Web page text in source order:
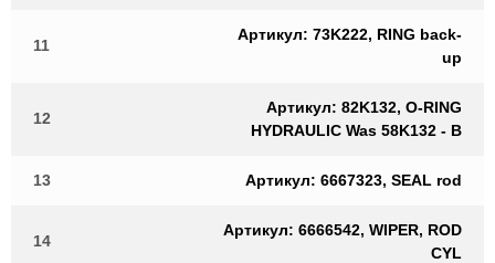
11
Артикул: 73K222, RING back-
up
12
Артикул: 82K132, O-RING
HYDRAULIC Was 58K132 - B
13 Артикул: 6667323, SEAL rod
14
Артикул: 6666542, WIPER, ROD
CYL